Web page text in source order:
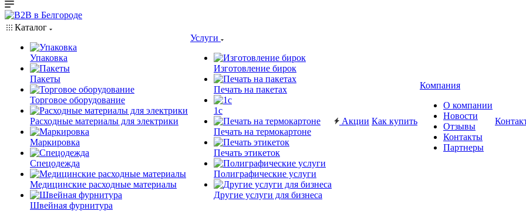
Каталог
Упаковка
Пакеты
Торговое оборудование
Расходные материалы для электрики
Маркировка
Спецодежда
Медицинские расходные материалы
Швейная фурнитура
Услуги
Изготовление бирок
Печать на пакетах
1c
Печать на термокартоне
Печать этикеток
Полиграфические услуги
Другие услуги для бизнеса
Акции Как купить
Компания
О компании
Новости
Отзывы
Контакты
Партнеры